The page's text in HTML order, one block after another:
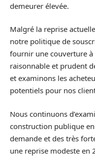
demeurer élevée.
Malgré la reprise
notre politique de
fournir une couverture à
raisonnable et prudent
et examinons les
potentiels pour nos
Nous continuons
construction publique
demande et des très
une reprise modeste en